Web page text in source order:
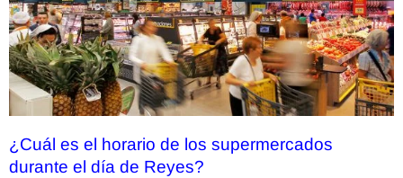
¿Cuál es el horario de los supermercados
durante el día de Reyes?